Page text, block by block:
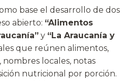
base el desarrollo de dos
abierto: “Alimentos
y “La Araucanía y
que reúnen alimentos,
nombres locales, notas
nutricional por porción.